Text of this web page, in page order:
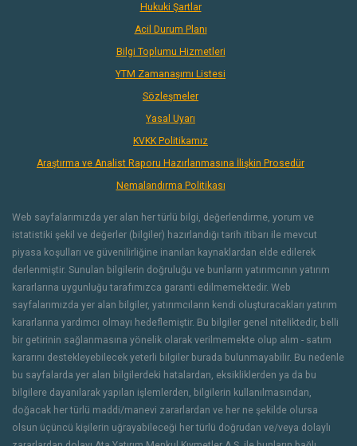
Hukuki Şartlar
Acil Durum Planı
Bilgi Toplumu Hizmetleri
YTM Zamanaşımı Listesi
Sözleşmeler
Yasal Uyarı
KVKK Politikamız
Araştırma ve Analist Raporu Hazırlanmasına İlişkin Prosedür
Nemalandırma Politikası
Web sayfalarımızda yer alan her türlü bilgi, değerlendirme, yorum ve
istatistiki şekil ve değerler (bilgiler) hazırlandığı tarih itibarı ile mevcut
piyasa koşulları ve güvenilirliğine inanılan kaynaklardan elde edilerek
derlenmiştir. Sunulan bilgilerin doğruluğu ve bunların yatırımcının yatırım
kararlarına uygunluğu tarafımızca garanti edilmemektedir. Web
sayfalarımızda yer alan bilgiler, yatırımcıların kendi oluşturacakları yatırım
kararlarına yardımcı olmayı hedeflemiştir. Bu bilgiler genel niteliktedir, belli
bir getirinin sağlanmasına yönelik olarak verilmemekte olup alım - satım
kararını destekleyebilecek yeterli bilgiler burada bulunmayabilir. Bu nedenle
bu sayfalarda yer alan bilgilerdeki hatalardan, eksikliklerden ya da bu
bilgilere dayanılarak yapılan işlemlerden, bilgilerin kullanılmasından,
doğacak her türlü maddi/manevi zararlardan ve her ne şekilde olursa
olsun üçüncü kişilerin uğrayabileceği her türlü doğrudan ve/veya dolaylı